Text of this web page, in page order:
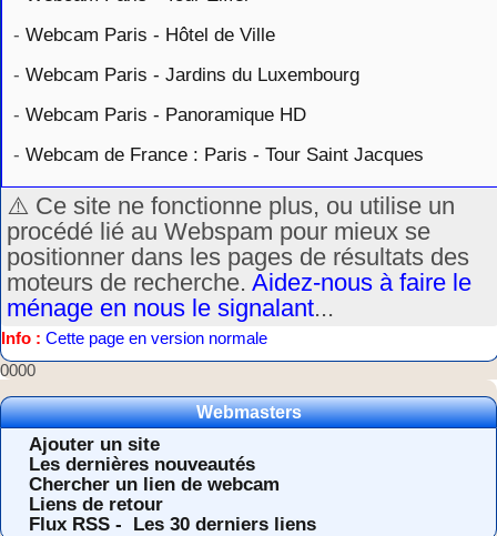
- Webcam Paris - Hôtel de Ville
- Webcam Paris - Jardins du Luxembourg
- Webcam Paris - Panoramique HD
- Webcam de France : Paris - Tour Saint Jacques
⚠️ Ce site ne fonctionne plus, ou utilise un
procédé lié au Webspam pour mieux se
positionner dans les pages de résultats des
moteurs de recherche. Aidez-nous à faire le
ménage en nous le signalant...
Info : Cette page en version normale
0000
Webmasters
Ajouter un site
Les dernières nouveautés
Chercher un lien de webcam
Liens de retour
Flux RSS -
Les 30 derniers liens